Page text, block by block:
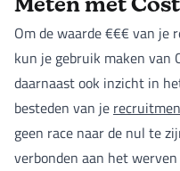
Meten met
Om de waarde €€€ van je
kun je gebruik maken van
daarnaast ook inzicht in
besteden van je
geen race naar de nul te
verbonden aan het